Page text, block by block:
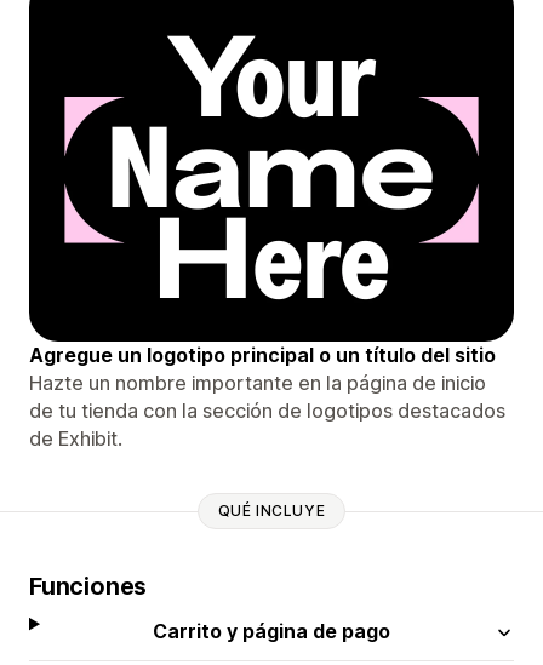
Agregue un logotipo principal o un título del sitio
Hazte un nombre importante en la página de inicio
de tu tienda con la sección de logotipos destacados
de Exhibit.
QUÉ INCLUYE
Funciones
Carrito y página de pago